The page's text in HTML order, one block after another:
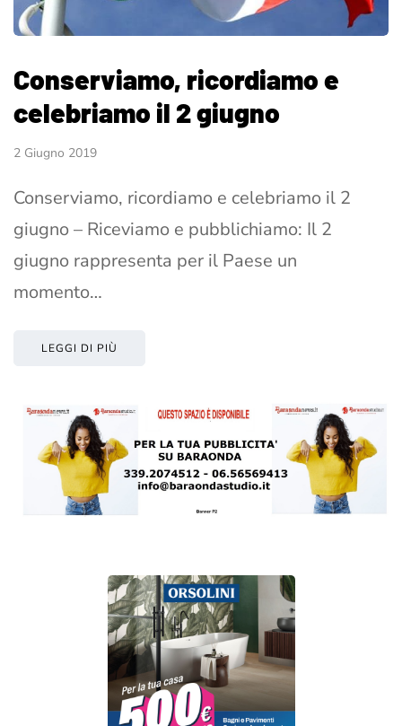
Conserviamo, ricordiamo e
celebriamo il 2 giugno
2 Giugno 2019
Conserviamo, ricordiamo e celebriamo il 2
giugno – Riceviamo e pubblichiamo: Il 2
giugno rappresenta per il Paese un
momento…
LEGGI DI PIÙ